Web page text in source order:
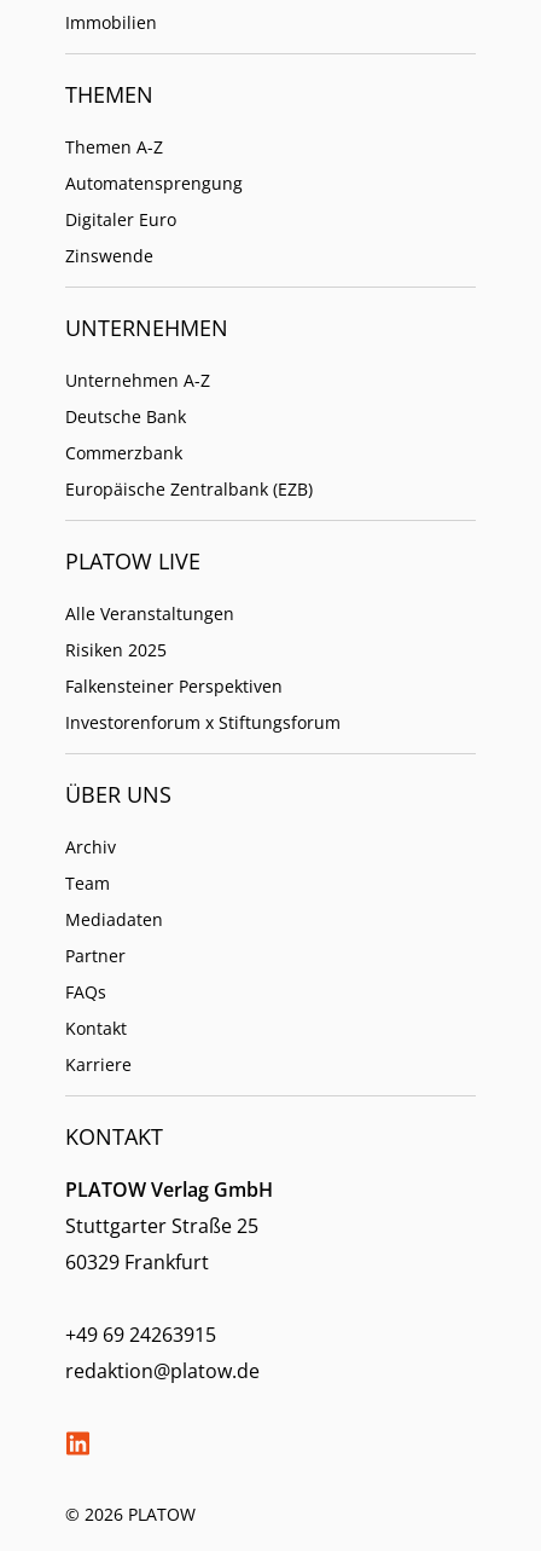
Immobilien
THEMEN
Themen A-Z
Automatensprengung
Digitaler Euro
Zinswende
UNTERNEHMEN
Unternehmen A-Z
Deutsche Bank
Commerzbank
Europäische Zentralbank (EZB)
PLATOW LIVE
Alle Veranstaltungen
Risiken 2025
Falkensteiner Perspektiven
Investorenforum x Stiftungsforum
ÜBER UNS
Archiv
Team
Mediadaten
Partner
FAQs
Kontakt
Karriere
KONTAKT
PLATOW Verlag GmbH
Stuttgarter Straße 25
60329 Frankfurt
+49 69 24263915
redaktion@platow.de
© 2026 PLATOW